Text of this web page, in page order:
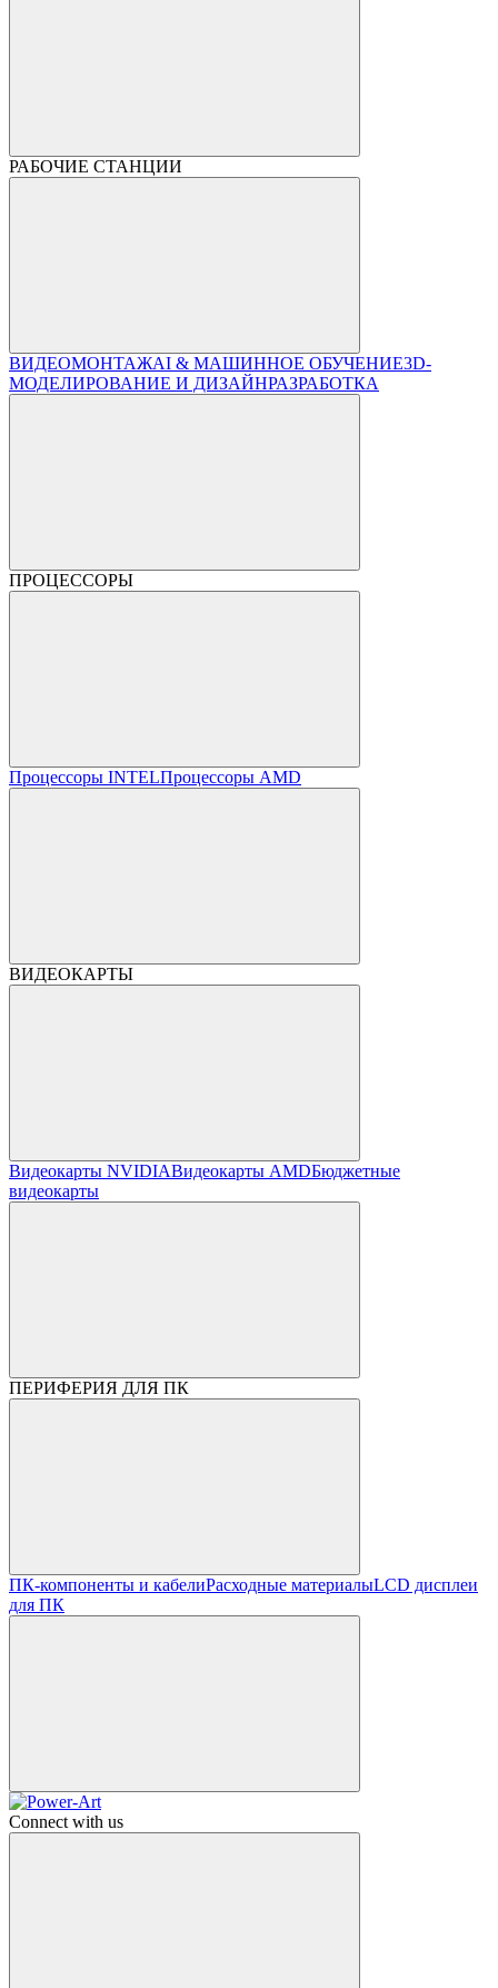
РАБОЧИЕ СТАНЦИИ
ВИДЕОМОНТАЖAI & МАШИННОЕ ОБУЧЕНИЕ3D-
МОДЕЛИРОВАНИЕ И ДИЗАЙНРАЗРАБОТКА
ПРОЦЕССОРЫ
Процессоры INTELПроцессоры AMD
ВИДЕОКАРТЫ
Видеокарты NVIDIAВидеокарты AMDБюджетные
видеокарты
ПЕРИФЕРИЯ ДЛЯ ПК
ПК-компоненты и кабелиРасходные материалыLCD дисплеи
для ПК
Connect with us